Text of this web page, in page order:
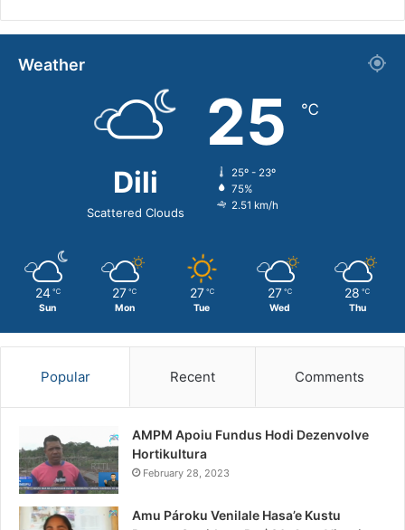
Weather
Dili
Scattered Clouds
25 ℃
25º - 23º
75%
2.51 km/h
24 ℃
Sun
27 ℃
Mon
27 ℃
Tue
27 ℃
Wed
28 ℃
Thu
Popular Recent Comments
AMPM Apoiu Fundus Hodi Dezenvolve
Hortikultura
February 28, 2023
Amu Pároku Venilale Hasa’e Kustu